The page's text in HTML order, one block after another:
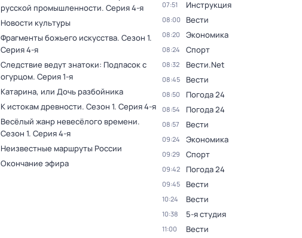
русской промышленности. Серия 4-я
Новости культуры
Фрагменты божьего искусства. Сезон 1.
Серия 4-я
Следствие ведут знатоки: Подпасок с
огурцом. Серия 1-я
Катарина, или Дочь разбойника
К истокам древности. Сезон 1. Серия 4-я
Весёлый жанр невесёлого времени.
Сезон 1. Серия 4-я
Неизвестные маршруты России
Окончание эфира
07:51 Инструкция
08:00 Вести
08:20 Экономика
08:24 Спорт
08:32 Вести.Net
08:45 Вести
08:50 Погода 24
08:54 Погода 24
08:57 Вести
09:24 Экономика
09:29 Спорт
09:42 Погода 24
09:45 Вести
10:24 Вести
10:38 5-я студия
11:00 Вести